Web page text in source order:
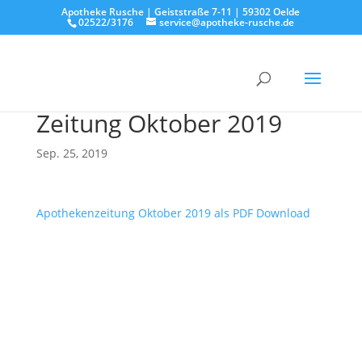
Apotheke Rusche | Geiststraße 7-11 | 59302 Oelde
02522/3176 service@apotheke-rusche.de
Zeitung Oktober 2019
Sep. 25, 2019
Apothekenzeitung Oktober 2019 als PDF Download